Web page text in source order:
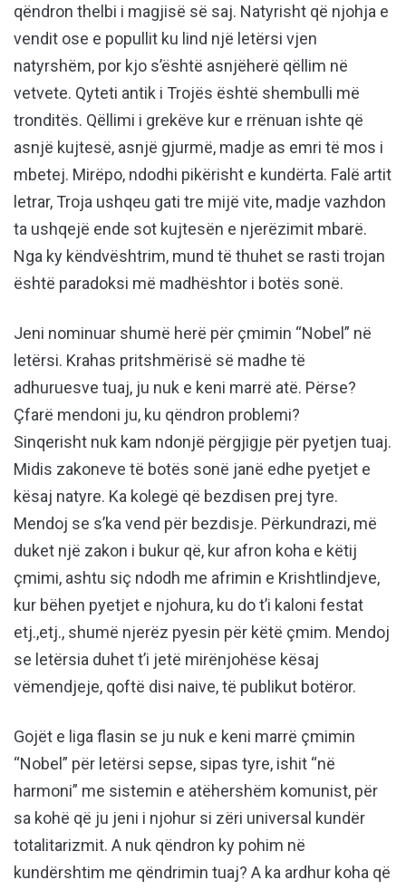
qëndron thelbi i magjisë së saj. Natyrisht që njohja e
vendit ose e popullit ku lind një letërsi vjen
natyrshëm, por kjo s’është asnjëherë qëllim në
vetvete. Qyteti antik i Trojës është shembulli më
tronditës. Qëllimi i grekëve kur e rrënuan ishte që
asnjë kujtesë, asnjë gjurmë, madje as emri të mos i
mbetej. Mirëpo, ndodhi pikërisht e kundërta. Falë artit
letrar, Troja ushqeu gati tre mijë vite, madje vazhdon
ta ushqejë ende sot kujtesën e njerëzimit mbarë.
Nga ky këndvështrim, mund të thuhet se rasti trojan
është paradoksi më madhështor i botës sonë.
Jeni nominuar shumë herë për çmimin “Nobel” në
letërsi. Krahas pritshmërisë së madhe të
adhuruesve tuaj, ju nuk e keni marrë atë. Përse?
Çfarë mendoni ju, ku qëndron problemi?
Sinqerisht nuk kam ndonjë përgjigje për pyetjen tuaj.
Midis zakoneve të botës sonë janë edhe pyetjet e
kësaj natyre. Ka kolegë që bezdisen prej tyre.
Mendoj se s’ka vend për bezdisje. Përkundrazi, më
duket një zakon i bukur që, kur afron koha e këtij
çmimi, ashtu siç ndodh me afrimin e Krishtlindjeve,
kur bëhen pyetjet e njohura, ku do t’i kaloni festat
etj.,etj., shumë njerëz pyesin për këtë çmim. Mendoj
se letërsia duhet t’i jetë mirënjohëse kësaj
vëmendjeje, qoftë disi naive, të publikut botëror.
Gojët e liga flasin se ju nuk e keni marrë çmimin
“Nobel” për letërsi sepse, sipas tyre, ishit “në
harmoni” me sistemin e atëhershëm komunist, për
sa kohë që ju jeni i njohur si zëri universal kundër
totalitarizmit. A nuk qëndron ky pohim në
kundërshtim me qëndrimin tuaj? A ka ardhur koha që